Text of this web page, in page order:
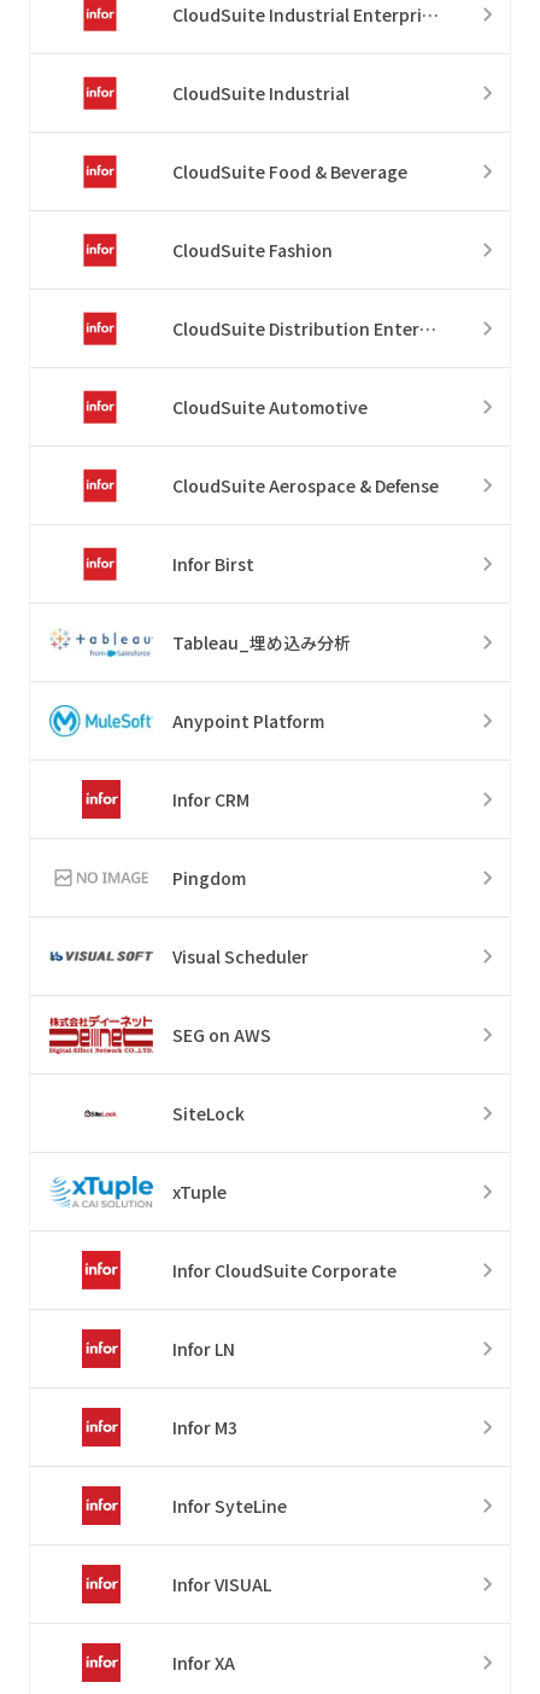
CloudSuite Industrial Enterprise
CloudSuite Industrial
CloudSuite Food & Beverage
CloudSuite Fashion
CloudSuite Distribution Enterprise
CloudSuite Automotive
CloudSuite Aerospace & Defense
Infor Birst
Tableau_埋め込み分析
Anypoint Platform
Infor CRM
Pingdom
Visual Scheduler
SEG on AWS
SiteLock
xTuple
Infor CloudSuite Corporate
Infor LN
Infor M3
Infor SyteLine
Infor VISUAL
Infor XA